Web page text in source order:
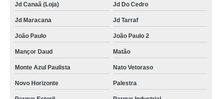
Jd Canaã (Loja) Jd Do Cedro
Jd Maracana Jd Tarraf
João Paulo João Paulo 2
Mançor Daud Matão
Monte Azul Paulista Nato Vetoraso
Novo Horizonte Palestra